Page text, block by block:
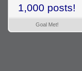
1,000 posts!
Goal Met!